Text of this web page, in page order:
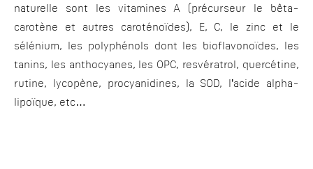
naturelle sont les vitamines A (précurseur le bêta-
carotène et autres caroténoïdes), E, C, le zinc et le
sélénium, les polyphénols dont les bioflavonoïdes, les
tanins, les anthocyanes, les OPC, resvératrol, quercétine,
rutine, lycopène, procyanidines, la SOD, l’acide alpha-
lipoïque, etc…